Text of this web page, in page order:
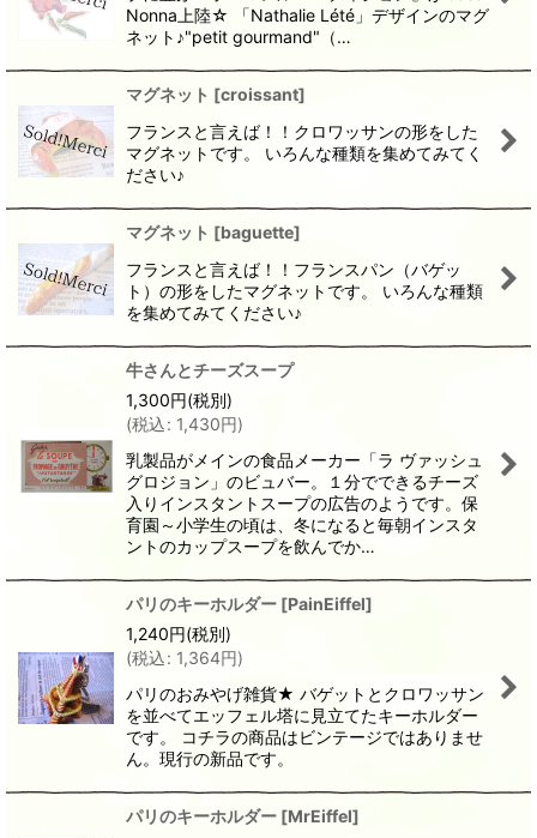
Nonna上陸☆ 「Nathalie Lété」デザインのマグ
ネット♪"petit gourmand"（…
マグネット [croissant]
フランスと言えば！！クロワッサンの形をした
マグネットです。 いろんな種類を集めてみてく
ださい♪
マグネット [baguette]
フランスと言えば！！フランスパン（バゲッ
ト）の形をしたマグネットです。 いろんな種類
を集めてみてください♪
牛さんとチーズスープ
1,300円(税別)
(税込: 1,430円)
乳製品がメインの食品メーカー「ラ ヴァッシュ
グロジョン」のビュバー。１分でできるチーズ
入りインスタントスープの広告のようです。保
育園～小学生の頃は、冬になると毎朝インスタ
ントのカップスープを飲んでか…
パリのキーホルダー [PainEiffel]
1,240円(税別)
(税込: 1,364円)
パリのおみやげ雑貨★ バゲットとクロワッサン
を並べてエッフェル塔に見立てたキーホルダー
です。 コチラの商品はビンテージではありませ
ん。現行の新品です。
パリのキーホルダー [MrEiffel]